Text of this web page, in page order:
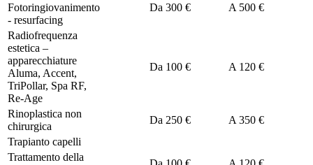
Fotoringiovanimento
- resurfacing
Da 300 € A 500 €
Radiofrequenza
estetica –
apparecchiature
Aluma, Accent,
TriPollar, Spa RF,
Re-Age
Da 100 € A 120 €
Rinoplastica non
chirurgica
Da 250 € A 350 €
Trapianto capelli
Trattamento della